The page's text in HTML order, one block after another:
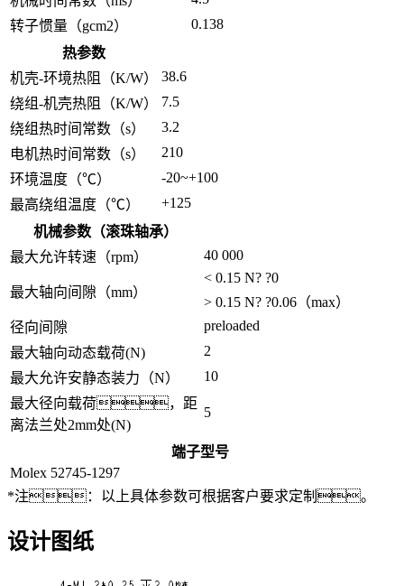
转子惯量（gcm2）
0.138
热参数
机壳-环境热阻（K/W）
38.6
绕组-机壳热阻（K/W）
7.5
绕组热时间常数（s）
3.2
电机热时间常数（s）
210
环境温度（℃）
-20~+100
最高绕组温度（℃）
+125
机械参数（滚珠轴承）
最大允许转速（rpm）
40 000
最大轴向间隙（mm）
< 0.15 N? ?0
> 0.15 N? ?0.06（max）
径向间隙
preloaded
最大轴向动态载荷(N)
2
最大允许安静态装力（N）
10
最大径向载荷，距
离法兰处2mm处(N)
5
端子型号
Molex 52745-1297
*注：以上具体参数可根据客户要求定制。
设计图纸